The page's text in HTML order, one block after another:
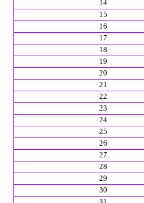
14
15
16
17
18
19
20
21
22
23
24
25
26
27
28
29
30